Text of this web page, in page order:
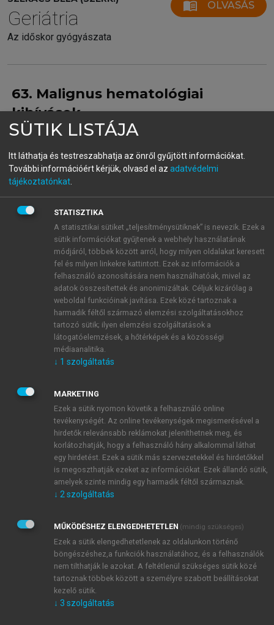
Geriátria
Az időskor gyógyászata
menu_book OLVASÁS
63. Malignus hematológiai
kihívások
dr. Sréter Lidia – dr. Horvát-Karajz Károly
Összefoglalás
Számos lymphoproliferativ és
myeloproliferativ betegség, illetve
lymphoma, leukaemia képviselteti
magát a malignus hematologiai
betegségek között.
A kezelést hematológiai centrumokban
célszerű végezni speciális igényei
miatt.
A kuratív vagy palliatív kezelések
mellett legalább ugyanakkora
jelentőséggel bír a szupportív terápia
A malignus hematológiai betegségek gyakoriságukat
tekintve elmaradnak ugyan a népbetegség számba
menő cukorbaj, magasvérnyomás-, valamint szív- és
érrendszeri betegségek mögött, mégis jelentőségüket
nem szabad alábecsülnünk. Egyrészt azért, mert
összességében a betegek száma nem csekély,
másrészt mind a kórisme felállítása, mind a
kezelésük szép kihívást jelent az elhivatott orvos
számára. Minden életkorban előfordulhatnak,
közülük egyesek azonban inkább fiatalokban, mások
inkább idősekben lépnek fel, de vannak olyanok is,
amelyek szélsőséges korosztályokat érinthetnek.
Ezen betegségek diagnosztikája és kezelése is
SÜTIK LISTÁJA
Itt láthatja és testreszabhatja az önről gyűjtött információkat.
További információért kérjük, olvasd el az adatvédelmi
tájékoztatónkat
STATISZTIKA
A statisztikai sütiket „teljesítménysütiknek” is nevezik. Ezek a
sütik információkat gyűjtenek a webhely használatának
módjáról, többek között arról, hogy milyen oldalakat keresett
fel és milyen linkekre kattintott. Ezek az információk a
felhasználó azonosítására nem használhatóak, mivel az
adatok összesítettek és anonimizáltak. Céljuk kizárólag a
weboldal funkcióinak javítása. Ezek közé tartoznak a
harmadik féltől származó elemzési szolgáltatásokhoz
tartozó sütik; ilyen elemzési szolgáltatások a
látogatóelemzések, a hőtérképek és a közösségi
médiaanalitika.
↓ 1 szolgáltatás
MARKETING
Ezek a sütik nyomon követik a felhasználó online
tevékenységét. Az online tevékenységek megismerésével a
hirdetők relevánsabb reklámokat jeleníthetnek meg, és
korlátozhatják, hogy a felhasználó hány alkalommal láthat
egy hirdetést. Ezek a sütik más szervezetekkel és hirdetőkkel
is megoszthatják ezeket az információkat. Ezek állandó sütik,
amelyek szinte mindig egy harmadik féltől származnak.
↓ 2 szolgáltatás
MŰKÖDÉSHEZ ELENGEDHETETLEN (mindig szükséges)
Ezek a sütik elengedhetetlenek az oldalunkon történő
böngészéshez,a funkciók használatához, és a felhasználók
nem tilthatják le azokat. A feltétlenül szükséges sütik közé
tartoznak többek között a személyre szabott beállításokat
kezelő sütik.
↓ 3 szolgáltatás